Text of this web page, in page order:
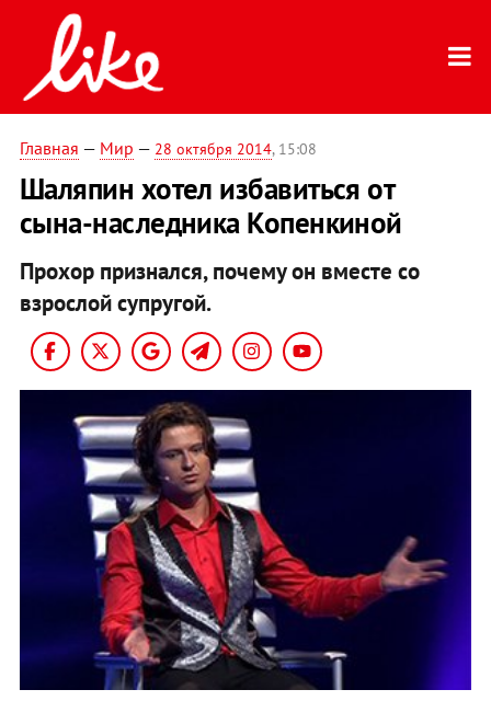
Главная — Мир — 28 октября 2014, 15:08
Шаляпин хотел избавиться от
сына-наследника Копенкиной
Прохор признался, почему он вместе со
взрослой супругой.